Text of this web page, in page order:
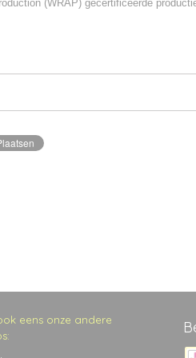
(WRAP) gecertificeerde
eens onze andere